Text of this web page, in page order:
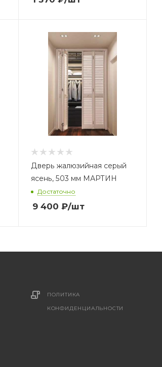
Дверь жалюзийная серый
ясень, 503 мм МАРТИН
Достаточно
9 400 ₽/шт
ПОЛИТИКА
КОНФИДЕНЦИАЛЬНОСТИ